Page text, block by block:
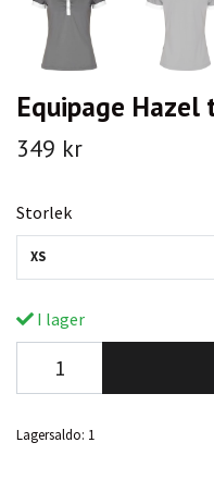
Equipage
349 kr
Storlek
XS
I lager
Lagersaldo: 1